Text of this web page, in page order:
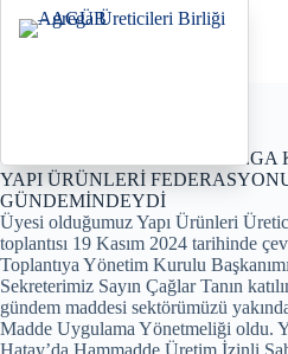
ORMAN KANUNU VE
YAPI ÜRÜNLERİ
GÜNDEMİNDEYDİ
Üyesi olduğumuz Yapı Ürünleri
toplantısı 19 Kasım 2024 tarihinde
Toplantıya Yönetim Kurulu
Sekreterimiz Sayın Çağlar Tanın
gündem maddesi sektörümüzü
Madde Uygulama Yönetmeliği oldu.